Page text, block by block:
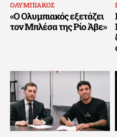
ΟΛΥΜΠΙΑΚΟΣ
«Ο Ολυμπιακός εξετάζει
τον Μπλέσα της Ρίο Άβε»